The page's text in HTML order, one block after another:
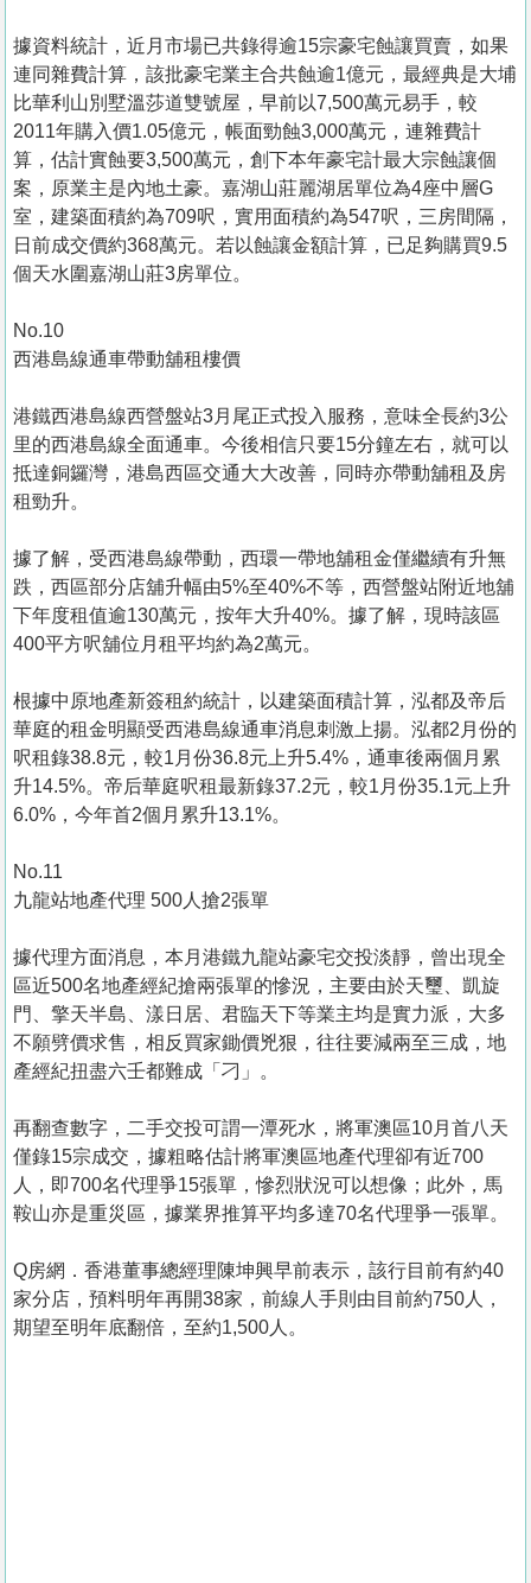
據資料統計，近月市場已共錄得逾15宗豪宅蝕讓買賣，如果
連同雜費計算，該批豪宅業主合共蝕逾1億元，最經典是大埔
比華利山別墅溫莎道雙號屋，早前以7,500萬元易手，較
2011年購入價1.05億元，帳面勁蝕3,000萬元，連雜費計
算，估計實蝕要3,500萬元，創下本年豪宅計最大宗蝕讓個
案，原業主是內地土豪。嘉湖山莊麗湖居單位為4座中層G
室，建築面積約為709呎，實用面積約為547呎，三房間隔，
日前成交價約368萬元。若以蝕讓金額計算，已足夠購買9.5
個天水圍嘉湖山莊3房單位。
No.10
西港島線通車帶動舖租樓價
港鐵西港島線西營盤站3月尾正式投入服務，意味全長約3公
里的西港島線全面通車。今後相信只要15分鐘左右，就可以
抵達銅鑼灣，港島西區交通大大改善，同時亦帶動舖租及房
租勁升。
據了解，受西港島線帶動，西環一帶地舖租金僅繼續有升無
跌，西區部分店舖升幅由5%至40%不等，西營盤站附近地舖
下年度租值逾130萬元，按年大升40%。據了解，現時該區
400平方呎舖位月租平均約為2萬元。
根據中原地產新簽租約統計，以建築面積計算，泓都及帝后
華庭的租金明顯受西港島線通車消息刺激上揚。泓都2月份的
呎租錄38.8元，較1月份36.8元上升5.4%，通車後兩個月累
升14.5%。帝后華庭呎租最新錄37.2元，較1月份35.1元上升
6.0%，今年首2個月累升13.1%。
No.11
九龍站地產代理 500人搶2張單
據代理方面消息，本月港鐵九龍站豪宅交投淡靜，曾出現全
區近500名地產經紀搶兩張單的慘況，主要由於天璽、凱旋
門、擎天半島、漾日居、君臨天下等業主均是實力派，大多
不願劈價求售，相反買家鋤價兇狠，往往要減兩至三成，地
產經紀扭盡六壬都難成「刁」。
再翻查數字，二手交投可謂一潭死水，將軍澳區10月首八天
僅錄15宗成交，據粗略估計將軍澳區地產代理卻有近700
人，即700名代理爭15張單，慘烈狀況可以想像；此外，馬
鞍山亦是重災區，據業界推算平均多達70名代理爭一張單。
Q房網．香港董事總經理陳坤興早前表示，該行目前有約40
家分店，預料明年再開38家，前線人手則由目前約750人，
期望至明年底翻倍，至約1,500人。